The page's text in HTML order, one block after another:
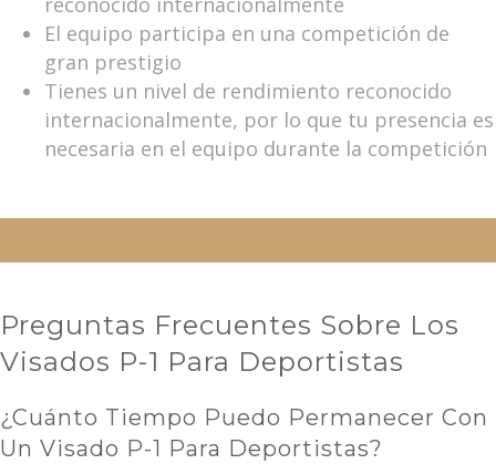
El equipo participa en una competición de
gran prestigio
Tienes un nivel de rendimiento reconocido
internacionalmente, por lo que tu presencia es
necesaria en el equipo durante la competición
Preguntas Frecuentes Sobre Los
Visados P-1 Para Deportistas
¿Cuánto Tiempo Puedo Permanecer Con
Un Visado P-1 Para Deportistas?